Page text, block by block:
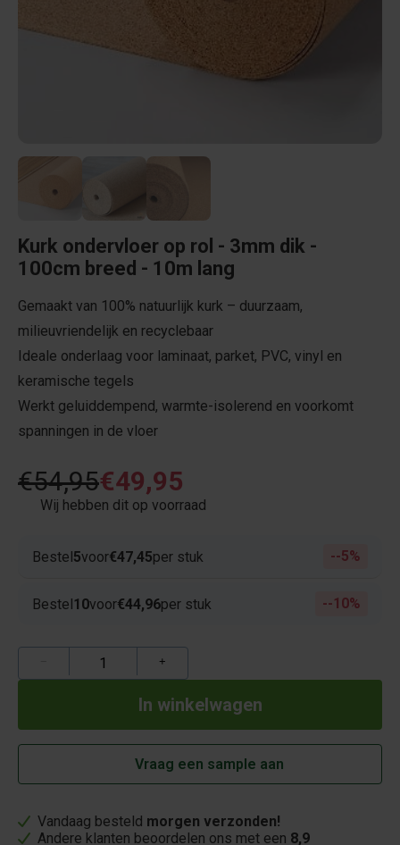
Kurk ondervloer op rol - 3mm dik -
100cm breed - 10m lang
Gemaakt van 100% natuurlijk kurk – duurzaam,
milieuvriendelijk en recyclebaar
Ideale onderlaag voor laminaat, parket, PVC, vinyl en
keramische tegels
Werkt geluiddempend, warmte-isolerend en voorkomt
spanningen in de vloer
€54,95€49,95
Wij hebben dit op voorraad
Bestel5voor€47,45per stuk -5%
Bestel10voor€44,96per stuk -10%
+
Vraag een sample aan
Vandaag besteld morgen verzonden!
Andere klanten beoordelen ons met een 8,9